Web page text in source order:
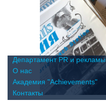
Департамент PR и рекламы
О нас
Академия "Achievements"
Контакты